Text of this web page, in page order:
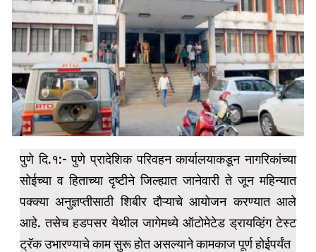
पुणे दि.१:- पुणे प्रादेशिक परिवहन कार्यालयाकडून नागरिकांच्या
सोईच्या व हिताच्या दृष्टीने जिल्ह्यात जानेवारी ते जून महिन्यात
पक्क्या अनुज्ञप्तीसाठी शिबीर दौऱ्याचे आयोजन करण्यात आले
आहे. तसेच हडपसर येथील जागेमध्ये ऑटोमेटेड ड्रायव्हिंग टेस्ट
ट्रॅक उभारण्याचे काम सुरू होत असल्याने कामकाज पूर्ण होईपर्यंत